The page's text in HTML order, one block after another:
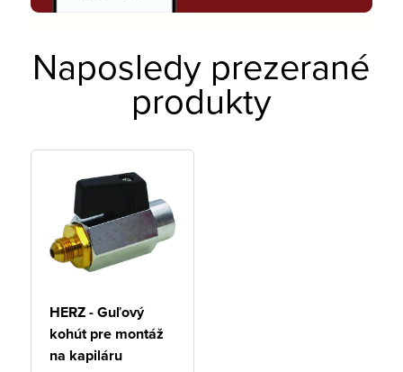
Naposledy prezerané
produkty
HERZ - Guľový
kohút pre montáž
na kapiláru